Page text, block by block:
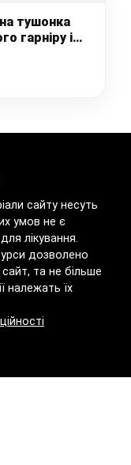
тушонка
гарніру і
коли немає
сайту несуть
умов не є
лікування.
дозволено
та не більше
належать їх